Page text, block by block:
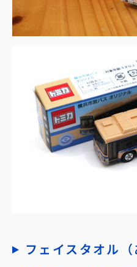
フェイスタオル